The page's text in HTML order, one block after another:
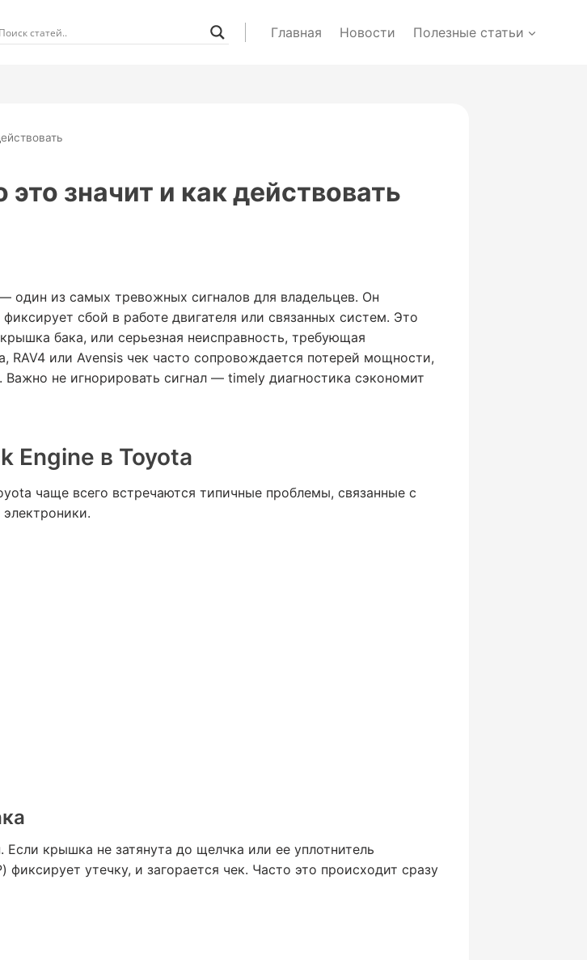
Главная Новости Полезные статьи
это значит и как действовать
один из самых тревожных сигналов для владельцев. Он
сбой в работе двигателя или связанных систем. Это
бака, или серьезная неисправность, требующая
RAV4 или Avensis чек часто сопровождается потерей мощности,
не игнорировать сигнал — timely диагностика сэкономит
Engine в Toyota
чаще всего встречаются типичные проблемы, связанные с
крышка не затянута до щелчка или ее уплотнитель
утечку, и загорается чек. Часто это происходит сразу